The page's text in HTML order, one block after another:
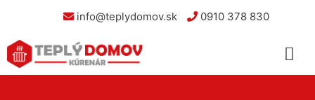
info@teplydomov.sk 0910 378 830